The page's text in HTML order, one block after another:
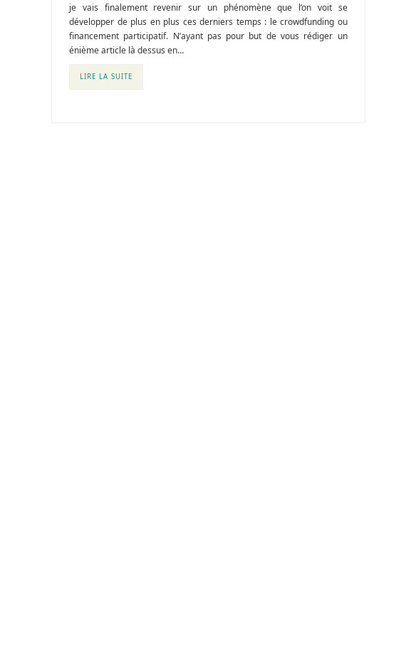
je vais finalement revenir sur un phénomène que l’on voit se
développer de plus en plus ces derniers temps : le crowdfunding ou
financement participatif. N’ayant pas pour but de vous rédiger un
énième article là dessus en…
LIRE LA SUITE